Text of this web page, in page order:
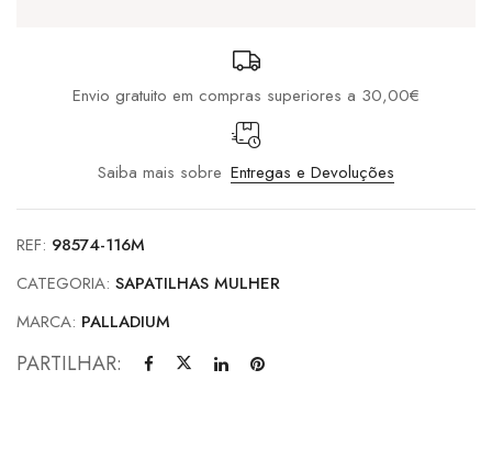
Envio gratuito em compras superiores a 30,00€
Saiba mais sobre Entregas e Devoluções
REF: 98574-116M
CATEGORIA: SAPATILHAS MULHER
MARCA: PALLADIUM
PARTILHAR: